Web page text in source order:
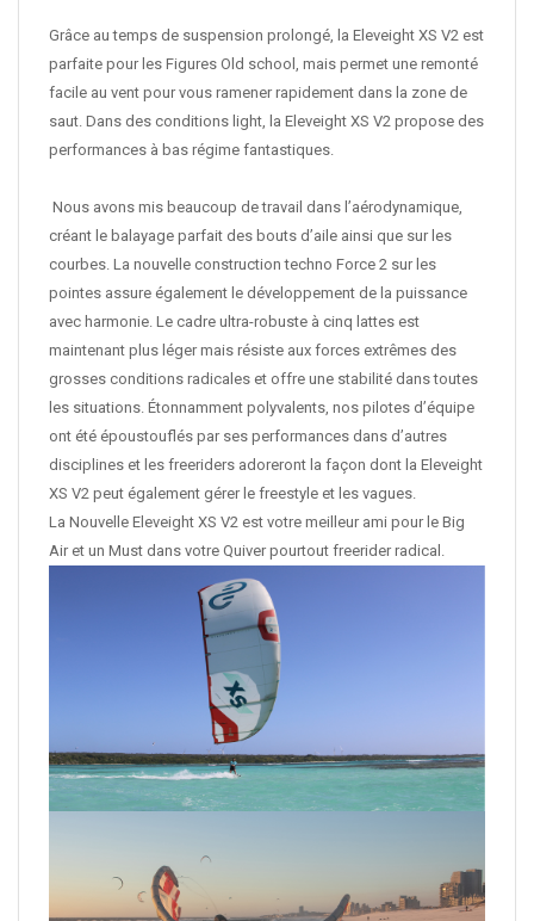
Grâce au temps de suspension prolongé, la Eleveight XS V2 est
parfaite pour les Figures Old school, mais permet une remonté
facile au vent pour vous ramener rapidement dans la zone de
saut. Dans des conditions light, la Eleveight XS V2 propose des
performances à bas régime fantastiques.
Nous avons mis beaucoup de travail dans l’aérodynamique,
créant le balayage parfait des bouts d’aile ainsi que sur les
courbes. La nouvelle construction techno Force 2 sur les
pointes assure également le développement de la puissance
avec harmonie. Le cadre ultra-robuste à cinq lattes est
maintenant plus léger mais résiste aux forces extrêmes des
grosses conditions radicales et offre une stabilité dans toutes
les situations. Étonnamment polyvalents, nos pilotes d’équipe
ont été époustouflés par ses performances dans d’autres
disciplines et les freeriders adoreront la façon dont la Eleveight
XS V2 peut également gérer le freestyle et les vagues.
La Nouvelle Eleveight XS V2 est votre meilleur ami pour le Big
Air et un Must dans votre Quiver pourtout freerider radical.